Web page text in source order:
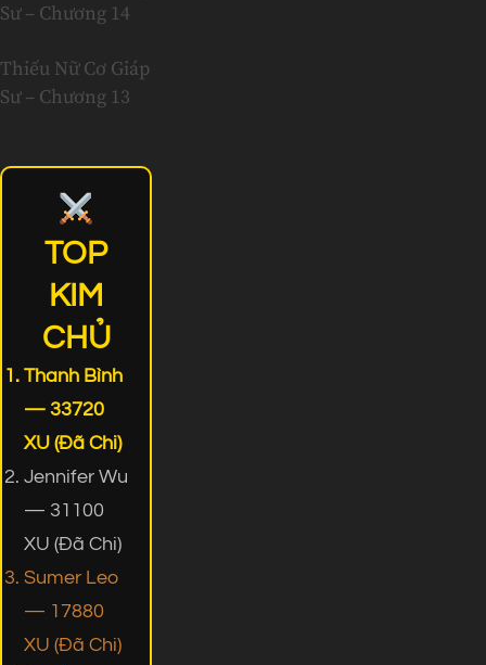
Sư – Chương 14
Thiếu Nữ Cơ Giáp
Sư – Chương 13
TOP
KIM
CHỦ
Thanh Bình
— 33720
XU (Đã Chi)
Jennifer Wu
— 31100
XU (Đã Chi)
Sumer Leo
— 17880
XU (Đã Chi)